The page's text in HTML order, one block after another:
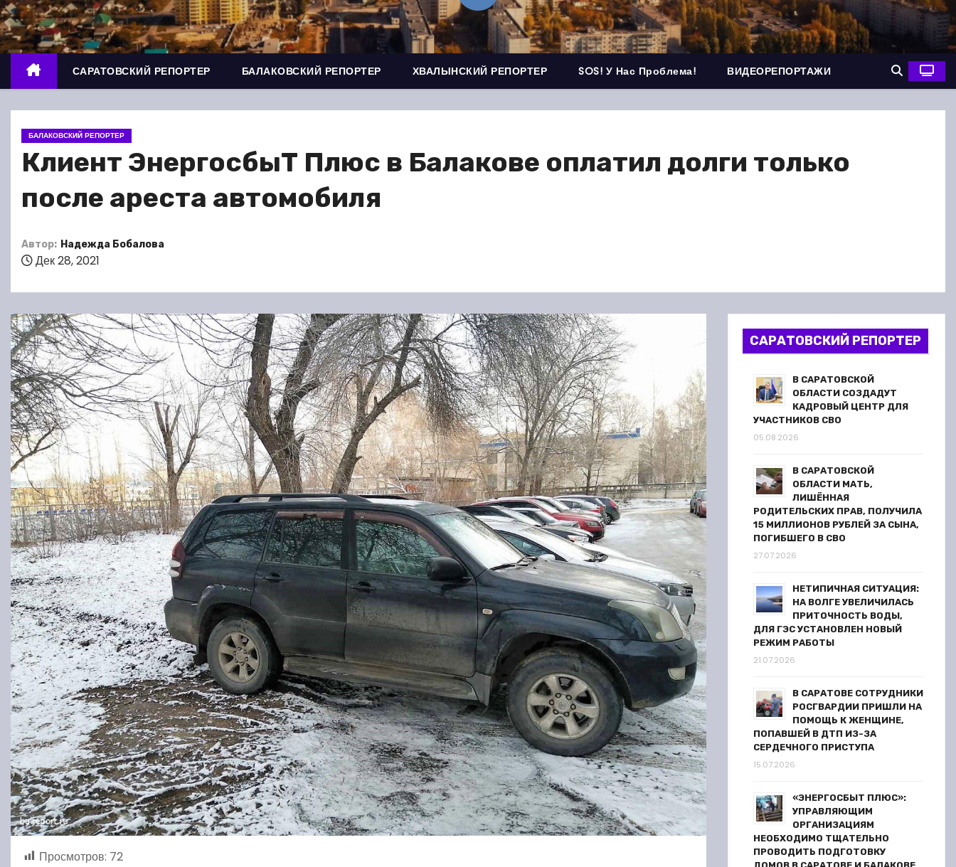
о
м
у
САРАТОВСКИЙ РЕПОРТЕР БАЛАКОВСКИЙ РЕПОРТЕР ХВАЛЫНСКИЙ РЕПОРТЕР SOS! У Нас Проблема! ВИДЕОРЕПОРТАЖИ
БАЛАКОВСКИЙ РЕПОРТЕР
Клиент ЭнергосбыТ Плюс в Балакове оплатил долги только
после ареста автомобиля
Автор: Надежда Бобалова
Дек 28, 2021
Просмотров: 72
САРАТОВСКИЙ РЕПОРТЕР
В САРАТОВСКОЙ
ОБЛАСТИ СОЗДАДУТ
КАДРОВЫЙ ЦЕНТР ДЛЯ
УЧАСТНИКОВ СВО
05.08.2026
В САРАТОВСКОЙ
ОБЛАСТИ МАТЬ,
ЛИШЁННАЯ
РОДИТЕЛЬСКИХ ПРАВ, ПОЛУЧИЛА
15 МИЛЛИОНОВ РУБЛЕЙ ЗА СЫНА,
ПОГИБШЕГО В СВО
27.07.2026
НЕТИПИЧНАЯ СИТУАЦИЯ:
НА ВОЛГЕ УВЕЛИЧИЛАСЬ
ПРИТОЧНОСТЬ ВОДЫ,
ДЛЯ ГЭС УСТАНОВЛЕН НОВЫЙ
РЕЖИМ РАБОТЫ
21.07.2026
В САРАТОВЕ СОТРУДНИКИ
РОСГВАРДИИ ПРИШЛИ НА
ПОМОЩЬ К ЖЕНЩИНЕ,
ПОПАВШЕЙ В ДТП ИЗ-ЗА
СЕРДЕЧНОГО ПРИСТУПА
15.07.2026
«ЭНЕРГОСБЫТ ПЛЮС»:
УПРАВЛЯЮЩИМ
ОРГАНИЗАЦИЯМ
НЕОБХОДИМО ТЩАТЕЛЬНО
ПРОВОДИТЬ ПОДГОТОВКУ